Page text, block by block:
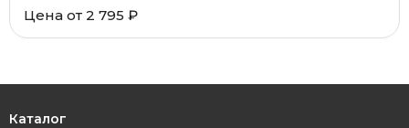
Цена от 2 795 ₽
Каталог